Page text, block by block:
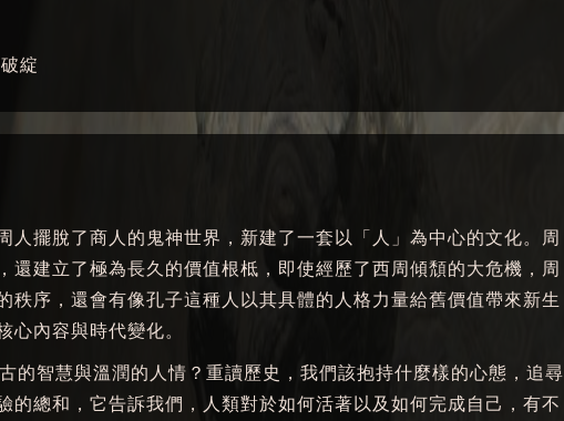
綻
人擺脫了商人的鬼神世界，新建了一套以「人」為中心的文化。周
還建立了極為長久的價值根柢，即使經歷了西周傾頹的大危機，周
秩序，還會有像孔子這種人以其具體的人格力量給舊價值帶來新生
內容與時代變化。
的智慧與溫潤的人情？重讀歷史，我們該抱持什麼樣的心態，追尋
的總和，它告訴我們，人類對於如何活著以及如何完成自己，有不